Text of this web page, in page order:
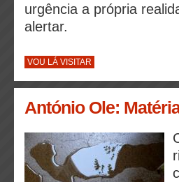
urgência a própria
alertar.
VOU LÁ VISITAR
António Ole: